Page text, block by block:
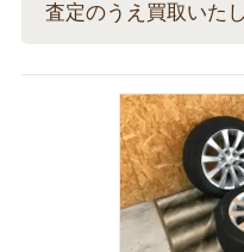
査定のうえ買取いた